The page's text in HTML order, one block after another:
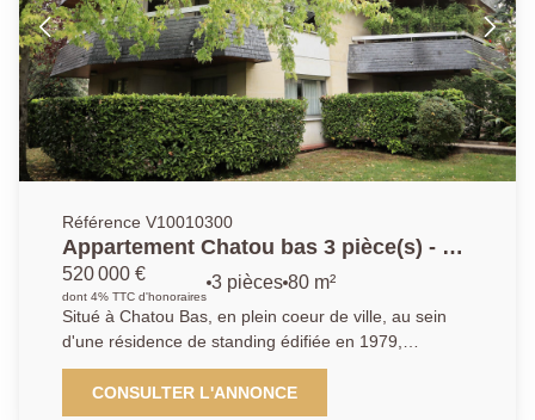
Référence V10010300
Appartement Chatou bas 3 pièce(s) - 81
m²
520 000 €
dont 4% TTC d'honoraires
3 pièces 80 m²
Situé à Chatou Bas, en plein coeur de ville, au sein
d'une résidence de standing édifiée en 1979,
découvrez cet appartement traversant de 80,94 m²,
en rez-de-jardin avec accès PMR, bénéficiant d'un
CONSULTER L'ANNONCE